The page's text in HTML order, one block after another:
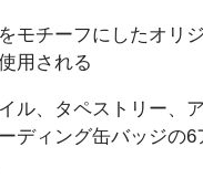
モチーフにしたオリ
用される
ル、タペストリー、
ディング缶バッジの6